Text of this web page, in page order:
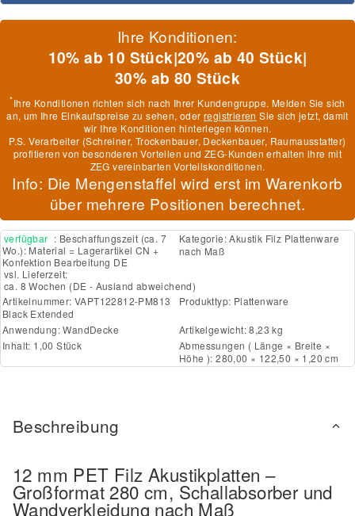
Ihre Konditionen:
10% ab 10 Stück|20% ab 40 Stück|
30% ab 80 Stück
*Ihre Konditionen richten sich nach Ihrer Kundengruppe. Melden Sie sich
an, um Ihre Einkaufspreise zu sehen, oderregistrieren Sie sich jetzt, damit
wir Ihre Konditionen hinterlegen können.
P.S. Verarbeiter (Schreiner, Trockenbauer, Deckenbauer, Raumausstatter)
profitieren von besonderen Vorteilen und ZEG-Kunden erhalten ihre mit
ZEG vereinbarten Vorteilskonditionen.
Info: Die Mengenstaffel wird erst im Warenkorb
über mehrere Positionen berechnet.
verfügbar : Beschaffungszeit (ca. 7
Wo.): Material = Lagerartikel CN +
Konfektion Bearbeitung DE
vsl. Lieferzeit:
ca. 8 Wochen (DE - Ausland abweichend)
Kategorie:Akustik Filz Plattenware
nach Maß
Artikelnummer: VAPT122812-PM813
Black Extended
Produkttyp: Plattenware
Anwendung:WandDecke
Artikelgewicht: 8,23 kg
Inhalt: 1,00 Stück
Abmessungen ( Länge × Breite ×
Höhe ): 280,00 × 122,50 × 1,20 cm
Beschreibung
12 mm PET Filz Akustikplatten –
Großformat 280 cm, Schallabsorber und
Wandverkleidung nach Maß